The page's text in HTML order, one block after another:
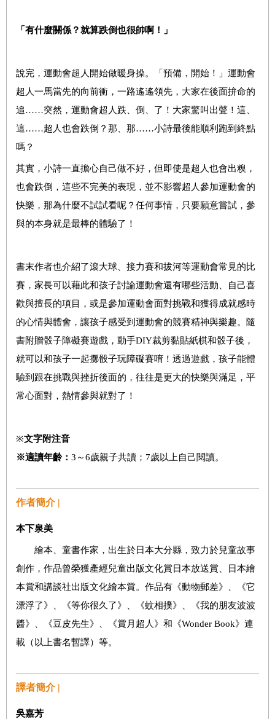
「有什麼關係？就算跌倒也很帥啊！」
說完，運動會超人開始做暖身操。「預備，開始！」運動會
超人一馬當先的向前衝，一路遙遙領先，大家在後面拚命的
追……突然，運動會超人跌、倒、了！大家驚叫出聲！這、
這……超人也會跌倒？那、那……小詩最後能順利跑到終點
嗎？
其實，小詩一直擔心自己做不好，但即使是超人也會出糗，
也會跌倒，這些不完美的表現，並不影響超人參加運動會的
快樂，那為什麼不試試看呢？任何事情，只要願意嘗試，參
與的本身就是最棒的體驗了！
書末作者也介紹了滾大球、接力賽和拔河等運動會常見的比
賽，家長可以藉此和孩子討論運動會還有哪些活動、自己喜
歡與擅長的項目，或是參加運動會面對挑戰和獲得成就感時
的心情與體會，讓孩子感受到運動會的競賽精神與樂趣。隨
書附贈骰子障礙賽遊戲，動手DIY裁剪黏貼紙棋和骰子後，
就可以和孩子一起擲骰子玩障礙賽唷！透過遊戲，孩子能體
驗到跟在挑戰與挫折後面的，往往是更大的快樂與滿足，平
常心面對，熱情參與就對了！
※文字附注音
※適讀年齡： 3～6歲親子共讀；7歲以上自己閱讀。
作者簡介 |
本下泉美
繪本、童書作家，出生於日本大分縣，致力於兒童故事
創作，作品曾榮獲產經兒童出版文化賞日本放送賞、日本繪
本賞和講談社出版文化繪本賞。作品有《動物郵差》、《它
漂浮了》、《等你很久了》、《蚊相撲》、《我的朋友波波
醬》、《豆皮先生》、《賞月超人》和《Wonder Book》連
載（以上書名暫譯）等。
譯者簡介 |
吳嘉芳